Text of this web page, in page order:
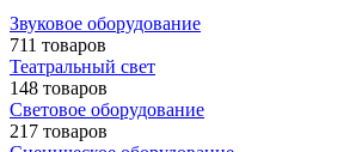
Звуковое оборудование
711 товаров
Театральный свет
148 товаров
Световое оборудование
217 товаров